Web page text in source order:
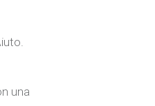
una